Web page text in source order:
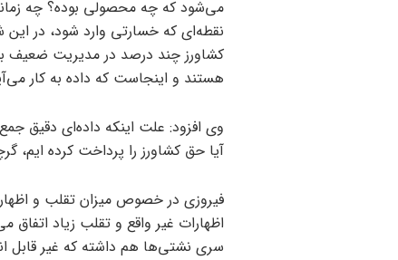
می‌شود که چه محصولی بوده؟ چه
نقطه‌ای که خسارتی وارد شود، در
کشاورز چند درصد در مدیریت ضعیف
هستند و اینجاست که داده به کار
وی افزود: علت اینکه داده‌ای دقیق
آیا حق کشاورز را پرداخت کرده
فیروزی در خصوص میزان تقلب و
اظهارات غیر واقع و تقلب زیاد
سری نشتی‌ها هم داشته که غیر قابل